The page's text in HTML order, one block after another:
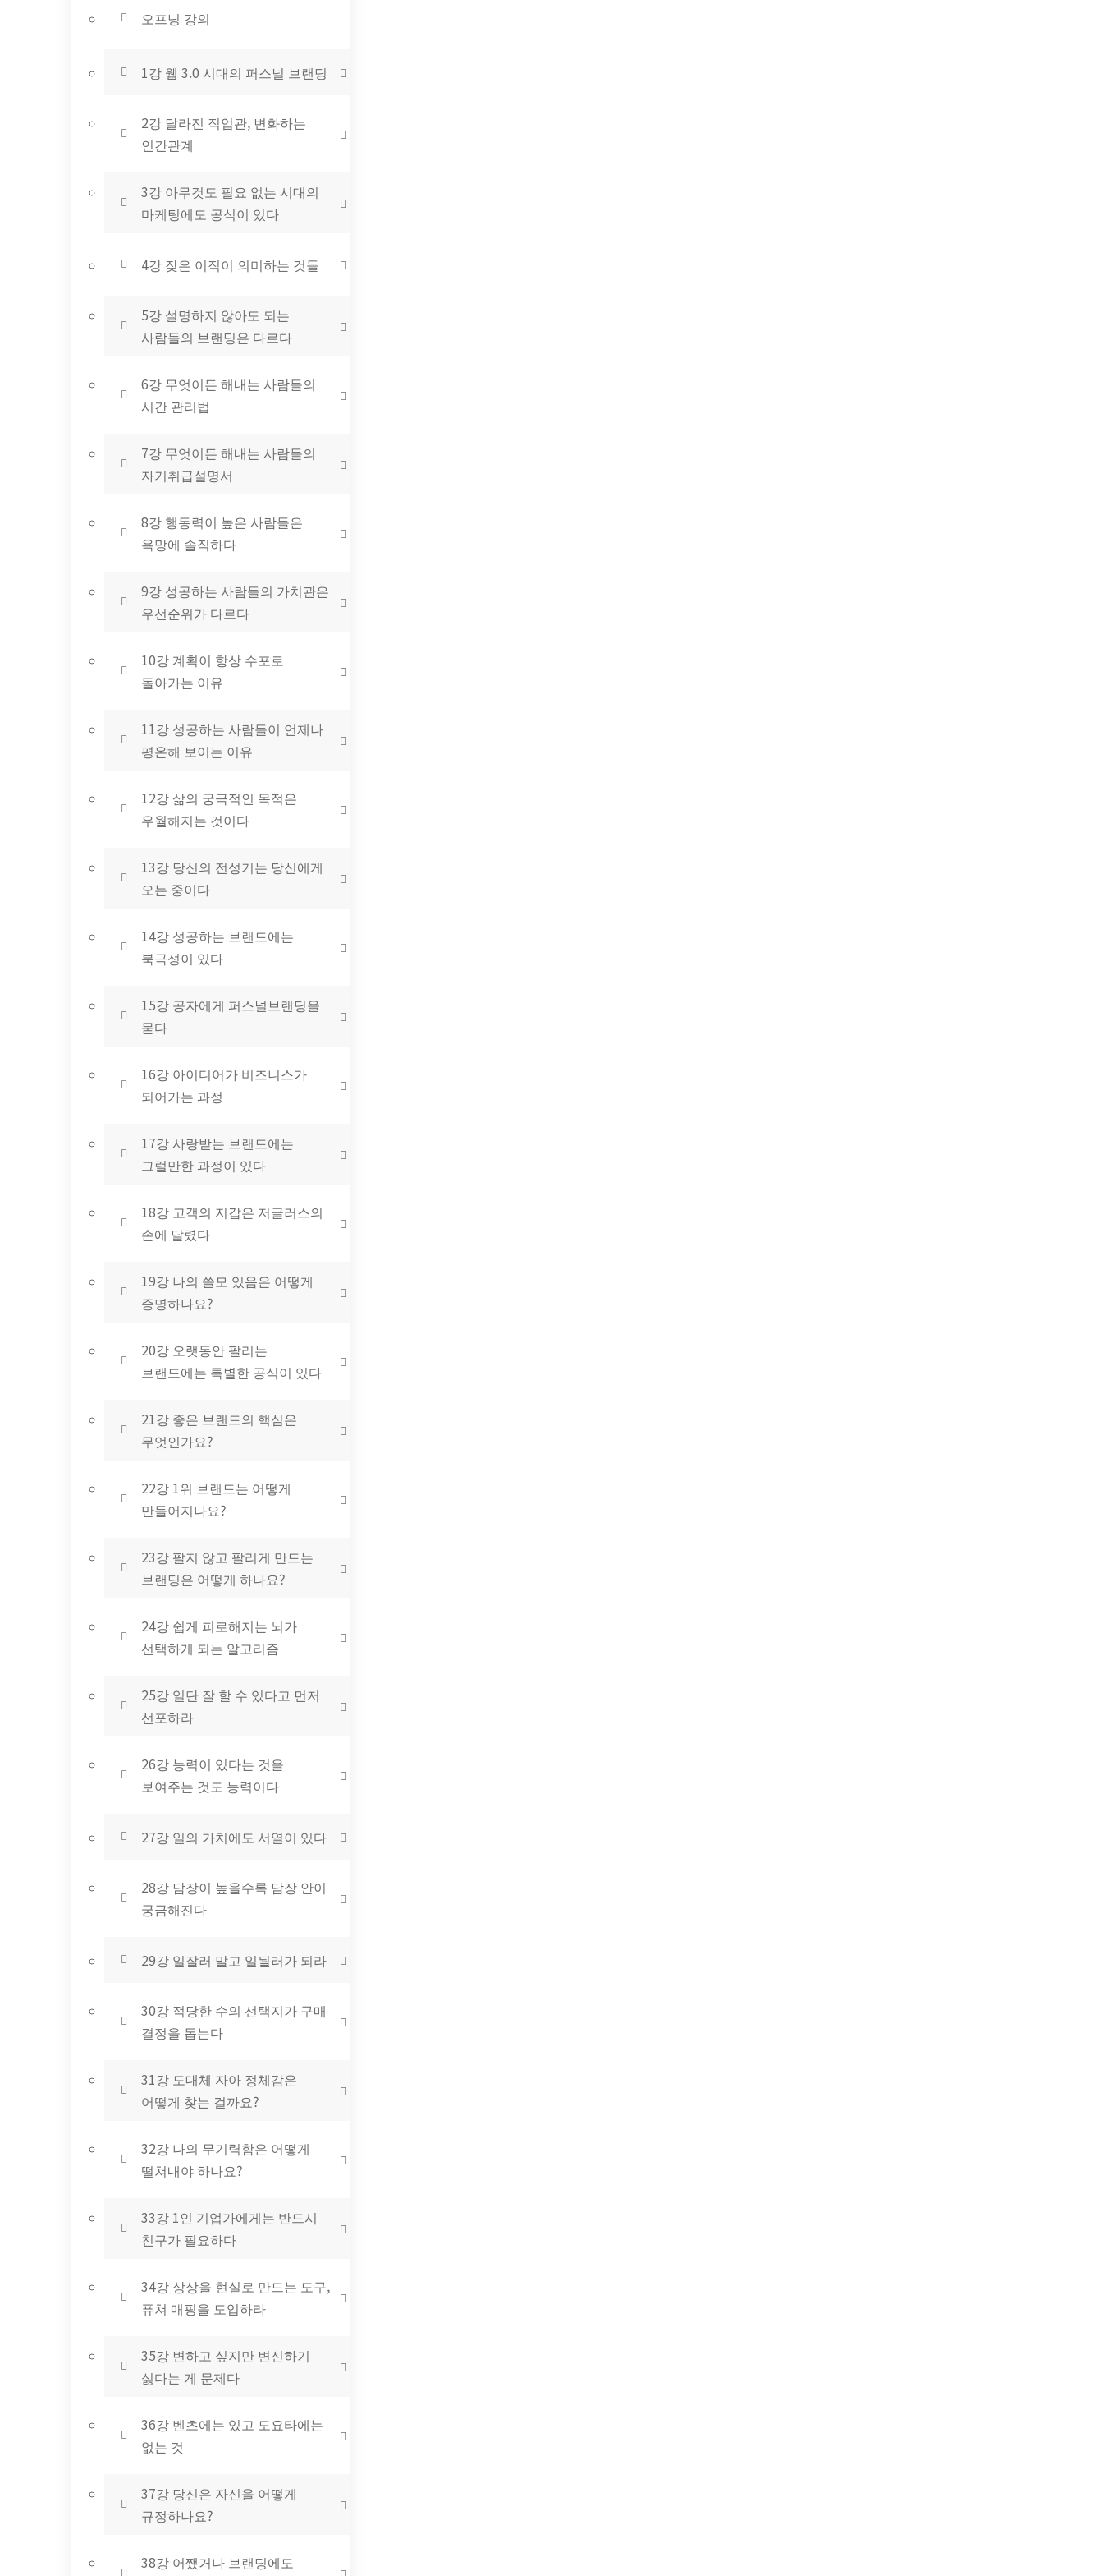
오프닝 강의
1강 웹 3.0 시대의 퍼스널 브랜딩
2강 달라진 직업관, 변화하는
인간관계
3강 아무것도 필요 없는 시대의
마케팅에도 공식이 있다
4강 잦은 이직이 의미하는 것들
5강 설명하지 않아도 되는
사람들의 브랜딩은 다르다
6강 무엇이든 해내는 사람들의
시간 관리법
7강 무엇이든 해내는 사람들의
자기취급설명서
8강 행동력이 높은 사람들은
욕망에 솔직하다
9강 성공하는 사람들의 가치관은
우선순위가 다르다
10강 계획이 항상 수포로
돌아가는 이유
11강 성공하는 사람들이 언제나
평온해 보이는 이유
12강 삶의 궁극적인 목적은
우월해지는 것이다
13강 당신의 전성기는 당신에게
오는 중이다
14강 성공하는 브랜드에는
북극성이 있다
15강 공자에게 퍼스널브랜딩을
묻다
16강 아이디어가 비즈니스가
되어가는 과정
17강 사랑받는 브랜드에는
그럴만한 과정이 있다
18강 고객의 지갑은 저글러스의
손에 달렸다
19강 나의 쓸모 있음은 어떻게
증명하나요?
20강 오랫동안 팔리는
브랜드에는 특별한 공식이 있다
21강 좋은 브랜드의 핵심은
무엇인가요?
22강 1위 브랜드는 어떻게
만들어지나요?
23강 팔지 않고 팔리게 만드는
브랜딩은 어떻게 하나요?
24강 쉽게 피로해지는 뇌가
선택하게 되는 알고리즘
25강 일단 잘 할 수 있다고 먼저
선포하라
26강 능력이 있다는 것을
보여주는 것도 능력이다
27강 일의 가치에도 서열이 있다
28강 담장이 높을수록 담장 안이
궁금해진다
29강 일잘러 말고 일될러가 되라
30강 적당한 수의 선택지가 구매
결정을 돕는다
31강 도대체 자아 정체감은
어떻게 찾는 걸까요?
32강 나의 무기력함은 어떻게
떨쳐내야 하나요?
33강 1인 기업가에게는 반드시
친구가 필요하다
34강 상상을 현실로 만드는 도구,
퓨쳐 매핑을 도입하라
35강 변하고 싶지만 변신하기
싫다는 게 문제다
36강 벤츠에는 있고 도요타에는
없는 것
37강 당신은 자신을 어떻게
규정하나요?
38강 어쨌거나 브랜딩에도